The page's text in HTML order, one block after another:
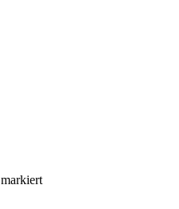
markiert